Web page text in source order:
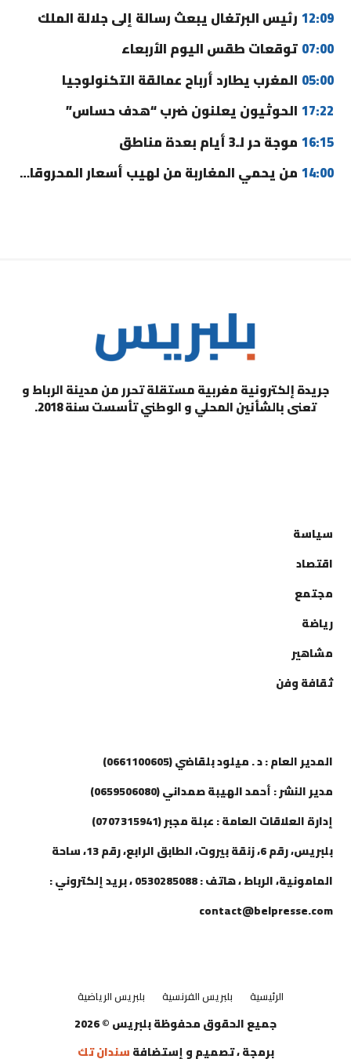
12:09 رئيس البرتغال يبعث رسالة إلى جلالة الملك
07:00 توقعات طقس اليوم الأربعاء
05:00 المغرب يطارد أرباح عمالقة التكنولوجيا
17:22 الحوثيون يعلنون ضرب “هدف حساس”
16:15 موجة حر لـ3 أيام بعدة مناطق
14:00 من يحمي المغاربة من لهيب أسعار المحروقات؟
جريدة إلكترونية مغربية مستقلة تحرر من مدينة الرباط و
تعنى بالشأنين المحلي و الوطني تأسست سنة 2018.
سياسة
اقتصاد
مجتمع
رياضة
مشاهير
ثقافة وفن
المدير العام : د . ميلود بلقاضي (0661100605)
مدير النشر : أحمد الهيبة صمداني (0659506080)
إدارة العلاقات العامة : عبلة مجبر (0707315941)
بلبريس، رقم 6، زنقة بيروت، الطابق الرابع، رقم 13، ساحة
المامونية، الرباط ، هاتف : 0530285088 ، بريد إلكتروني :
contact@belpresse.com
الرئيسية بلبريس الفرنسية بلبريس الرياضية
جميع الحقوق محفوظة بلبريس © 2026
برمجة ، تصميم و إستضافةسندان تك